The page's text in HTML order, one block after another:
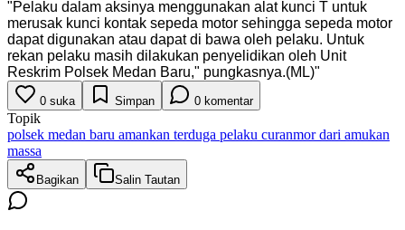
"Pelaku dalam aksinya menggunakan alat kunci T untuk
merusak kunci kontak sepeda motor sehingga sepeda motor
dapat digunakan atau dapat di bawa oleh pelaku. Untuk
rekan pelaku masih dilakukan penyelidikan oleh Unit
Reskrim Polsek Medan Baru," pungkasnya.(ML)"
0 suka Simpan 0 komentar
Topik
polsek medan baru amankan terduga pelaku curanmor dari amukan
massa
Bagikan Salin Tautan